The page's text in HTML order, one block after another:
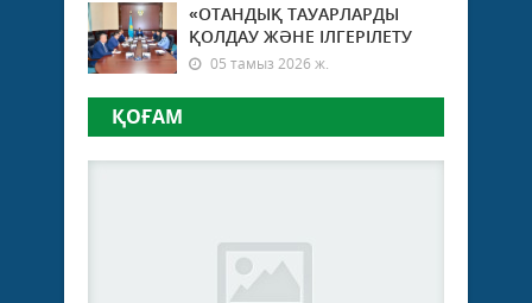
«ОТАНДЫҚ ТАУАРЛАРДЫ
ҚОЛДАУ ЖӘНЕ ІЛГЕРІЛЕТУ
05 тамыз 2026 ж.
ҚОҒАМ